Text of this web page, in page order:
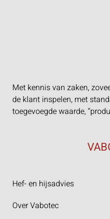
Met kennis van zaken,
de klant inspelen, met
toegevoegde waarde,
Hef- en hijsadvies
Over Vabotec